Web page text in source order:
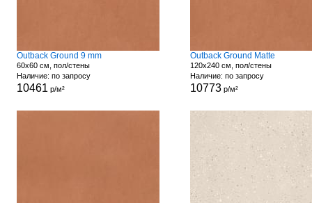
Outback Ground 9 mm
60x60 см, пол/стены
Наличие: по запросу
10461 р/м²
Outback Ground Matte
120x240 см, пол/стены
Наличие: по запросу
10773р/м²